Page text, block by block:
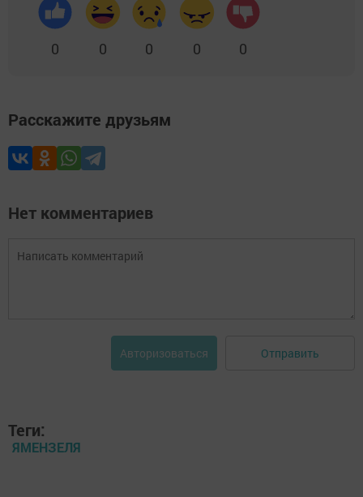
0 0 0 0 0
Расскажите друзьям
Нет комментариев
Авторизоваться Отправить
Теги:
ЯМЕНЗЕЛЯ